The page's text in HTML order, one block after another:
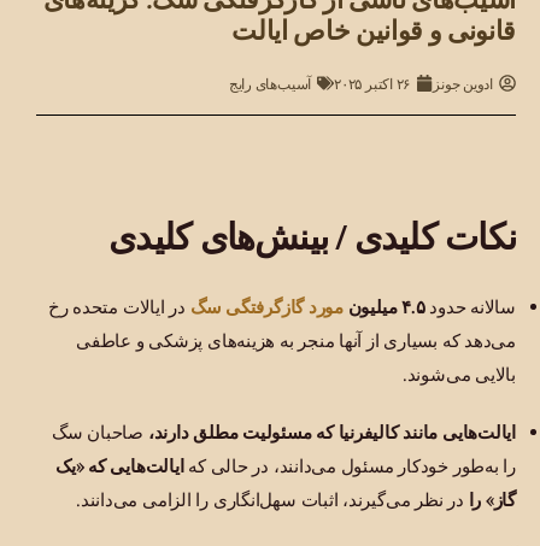
قانونی و قوانین خاص ایالت
ادوین جونز ۲۶ اکتبر ۲۰۲۵ آسیب‌های رایج
نکات کلیدی / بینش‌های کلیدی
سالانه حدود۴.۵ میلیون مورد گازگرفتگی سگ در ایالات متحده رخ
می‌دهد که بسیاری از آنها منجر به هزینه‌های پزشکی و عاطفی
بالایی می‌شوند.
ایالت‌هایی مانند کالیفرنیا که مسئولیت مطلق دارند، صاحبان سگ
را به‌طور خودکار مسئول می‌دانند، در حالی که ایالت‌هایی که «یک
گاز» را
در نظر می‌گیرند، اثبات سهل‌انگاری را الزامی می‌دانند.